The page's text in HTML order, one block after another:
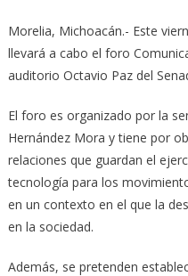
Morelia, Michoacán.- Este
llevará a cabo el foro
auditorio Octavio Paz del
El foro es organizado por la
Hernández Mora y tiene por
relaciones que guardan el
tecnología para los
en un contexto en el que la
en la sociedad.
Además, se pretenden